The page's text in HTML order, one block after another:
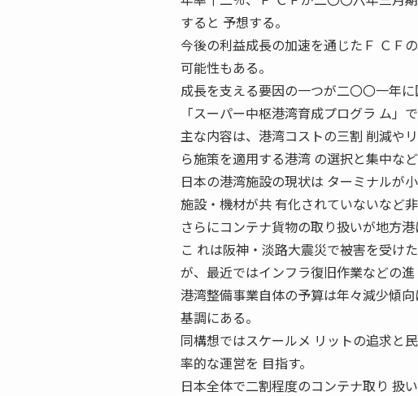
すると 予想する。
今後の利益成長の加速を通じたＦ ＣＦ
可能性もある。
成長を支える要因の一つが二〇〇一年
「スーパー中枢港湾育成プログラ ム」で
主な内容は、港湾コストの三割 削減や
ら施策を適用する港湾 の選択と集中など
日本の港湾施設の現状は ターミナルが
施設・機材が共 有化されていないなど
さらにコンテナ貨物の取り扱いが地方
こ れは阪神・淡路大震災で被害を受け
が、最近ではインフラ復旧作業などの
港湾整備事業自体の予算は年々減少傾
基調にある。
同構想ではスケールメ リットの追求と
率的な運営を 目指す。
日本全体で二割程度のコンテナ取り 扱